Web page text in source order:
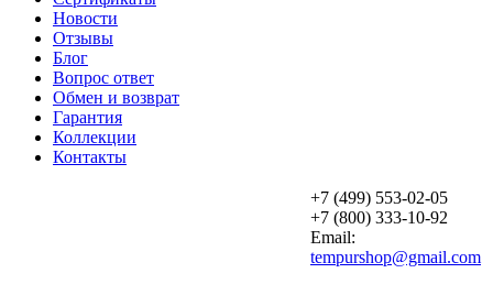
Новости
Отзывы
Блог
Вопрос ответ
Обмен и возврат
Гарантия
Коллекции
Контакты
+7 (499) 553-02-05
+7 (800) 333-10-92
Email:
tempurshop@gmail.com